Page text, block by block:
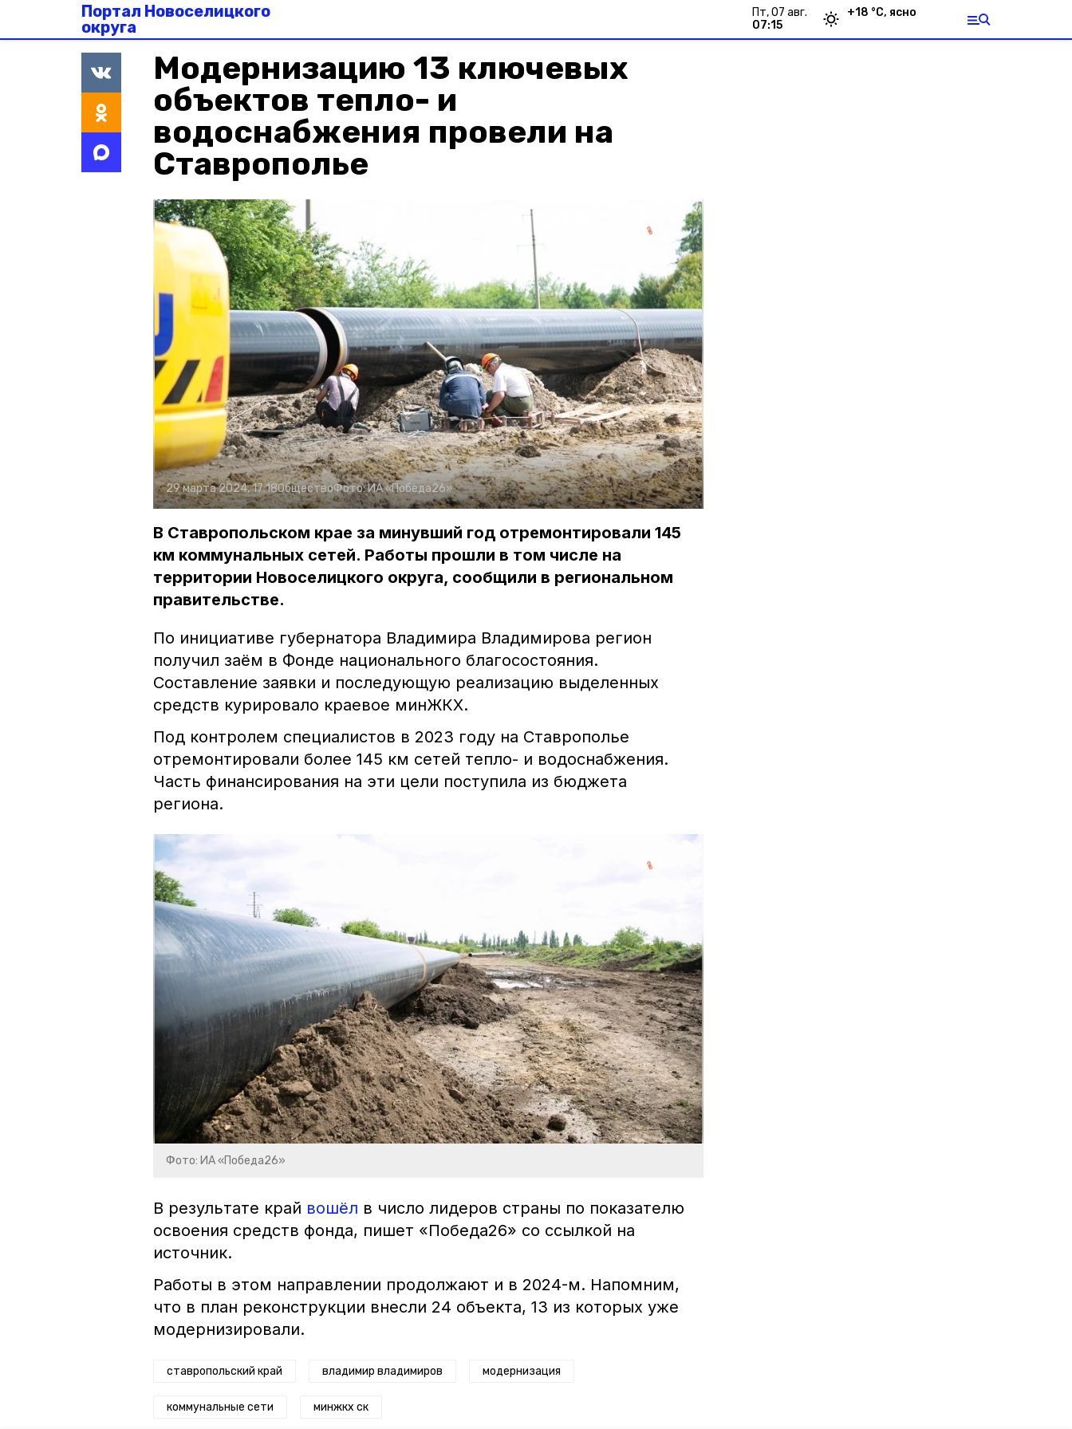
Портал Новоселицкого
округа
пт, 07 авг.
07:15
+18 °С, ясно
Модернизацию 13 ключевых
объектов тепло- и
водоснабжения провели на
Ставрополье
29 марта 2024, 17:18ОбществоФото:ИА «Победа26»
В Ставропольском крае за минувший год отремонтировали 145
км коммунальных сетей. Работы прошли в том числе на
территории Новоселицкого округа, сообщили в региональном
правительстве.
По инициативе губернатора Владимира Владимирова регион
получил заём в Фонде национального благосостояния.
Составление заявки и последующую реализацию выделенных
средств курировало краевое минЖКХ.
Под контролем специалистов в 2023 году на Ставрополье
отремонтировали более 145 км сетей тепло- и водоснабжения.
Часть финансирования на эти цели поступила из бюджета
региона.
Фото: ИА «Победа26»
В результате край вошёл в число лидеров страны по показателю
освоения средств фонда, пишет «Победа26» со ссылкой на
источник.
Работы в этом направлении продолжают и в 2024-м. Напомним,
что в план реконструкции внесли 24 объекта, 13 из которых уже
модернизировали.
ставропольский край владимир владимиров модернизация
коммунальные сети минжкх ск